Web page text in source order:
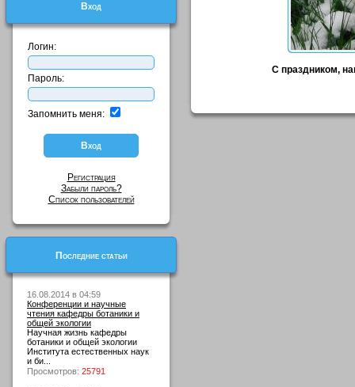
Вход
Логин:
Пароль:
Запомнить меня:
Регистрация
Забыли пароль?
Список пользователей
Последние статьи
16.08.2014 в 04:59
Конференции и научные
чтения кафедры ботаники и
общей экологии
Научная жизнь кафедры
ботаники и общей экологии
Института естественных наук
и би...
Просмотров: 25791
С праздником,